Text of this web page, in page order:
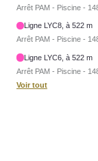
Arrêt PAM - Piscine -
Ligne LYC8, à 522 m
Arrêt PAM - Piscine -
Ligne LYC6, à 522 m
Arrêt PAM - Piscine -
Voir tout